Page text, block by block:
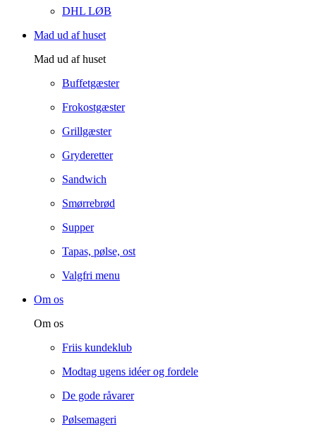
DHL LØB
Mad ud af huset
Mad ud af huset
Buffetgæster
Frokostgæster
Grillgæster
Gryderetter
Sandwich
Smørrebrød
Supper
Tapas, pølse, ost
Valgfri menu
Om os
Om os
Friis kundeklub
Modtag ugens idéer og fordele
De gode råvarer
Pølsemageri